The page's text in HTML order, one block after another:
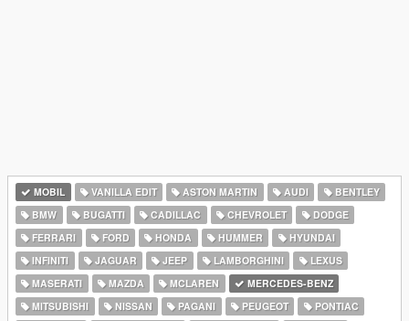
MOBIL VANILLA EDIT ASTON MARTIN AUDI
BENTLEY
BMW
BUGATTI CADILLAC CHEVROLET
DODGE
FERRARI
FORD HONDA HUMMER
HYUNDAI
INFINITI
JAGUAR JEEP LAMBORGHINI
LEXUS
MASERATI
MAZDA MCLAREN
MERCEDES-BENZ
MITSUBISHI
NISSAN PAGANI PEUGEOT
PONTIAC